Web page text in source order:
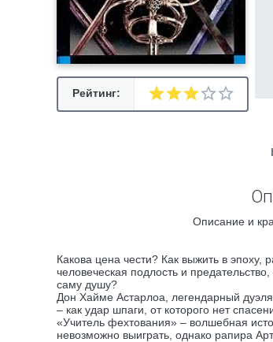
Рейтинг:
Описание и
Какова цена чести? Как выжить в
человеческая подлость и
саму душу?
Дон Хайме Астарлоа, легендарный
– как удар шпаги, от которого нет
«Учитель фехтования» – волшебная
невозможно выиграть, однако рапира